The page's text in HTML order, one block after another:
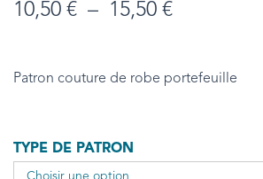
10,50 € – 15,50 €
Patron couture de robe portefeuille
TYPE DE PATRON